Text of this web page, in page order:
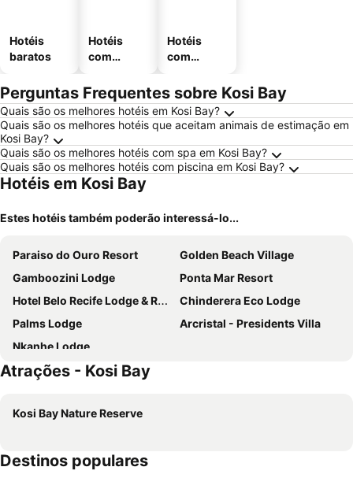
Hotéis
baratos
Hotéis
com
Hotéis
com
mento
Perguntas Frequentes sobre Kosi Bay
Quais são os melhores hotéis em Kosi Bay?
Quais são os melhores hotéis que aceitam animais de estimação em
Kosi Bay?
Quais são os melhores hotéis com spa em Kosi Bay?
Quais são os melhores hotéis com piscina em Kosi Bay?
Hotéis em Kosi Bay
Estes hotéis também poderão interessá-lo...
Paraiso do Ouro Resort
Golden Beach Village
Gamboozini Lodge
Ponta Mar Resort
Hotel Belo Recife Lodge & Resort
Chinderera Eco Lodge
Palms Lodge
Arcristal - Presidents Villa
Nkanhe Lodge
Atrações - Kosi Bay
Kosi Bay Nature Reserve
Destinos populares